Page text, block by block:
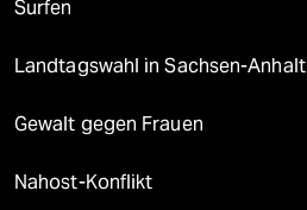
Surfen
Landtagswahl in Sachsen-Anhalt
Gewalt gegen Frauen
Nahost-Konflikt